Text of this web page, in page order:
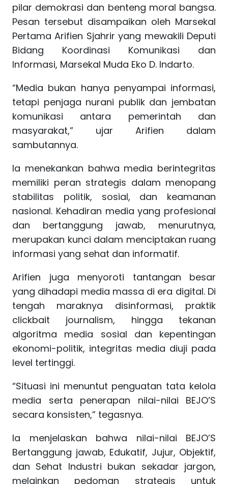
pilar demokrasi dan benteng moral bangsa.
Pesan tersebut disampaikan oleh Marsekal
Pertama Arifien Sjahrir yang mewakili Deputi
Bidang Koordinasi Komunikasi dan
Informasi, Marsekal Muda Eko D. Indarto.
“Media bukan hanya penyampai informasi,
tetapi penjaga nurani publik dan jembatan
komunikasi antara pemerintah dan
masyarakat,” ujar Arifien dalam
sambutannya.
Ia menekankan bahwa media berintegritas
memiliki peran strategis dalam menopang
stabilitas politik, sosial, dan keamanan
nasional. Kehadiran media yang profesional
dan bertanggung jawab, menurutnya,
merupakan kunci dalam menciptakan ruang
informasi yang sehat dan informatif.
Arifien juga menyoroti tantangan besar
yang dihadapi media massa di era digital. Di
tengah maraknya disinformasi, praktik
clickbait journalism, hingga tekanan
algoritma media sosial dan kepentingan
ekonomi-politik, integritas media diuji pada
level tertinggi.
“Situasi ini menuntut penguatan tata kelola
media serta penerapan nilai-nilai BEJO’S
secara konsisten,” tegasnya.
Ia menjelaskan bahwa nilai-nilai BEJO’S
Bertanggung jawab, Edukatif, Jujur, Objektif,
dan Sehat Industri bukan sekadar jargon,
melainkan pedoman strategis untuk